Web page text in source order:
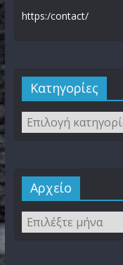
https:/contact/
Kατηγορίες
Αρχείο